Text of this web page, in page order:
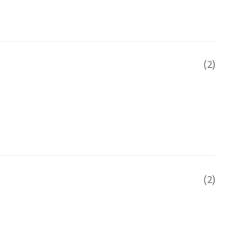
(2)
(2)